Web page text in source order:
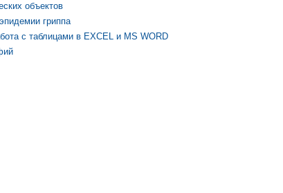
объектов
гриппа
с таблицами в EXCEL и MS WORD